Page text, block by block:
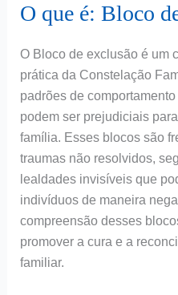
O que é: Bloco
O Bloco de exclusão é um
prática da Constelação
padrões de
podem ser prejudiciais
família. Esses blocos são
traumas não resolvidos,
lealdades invisíveis que
indivíduos de maneira
compreensão desses
promover a cura e a
familiar.